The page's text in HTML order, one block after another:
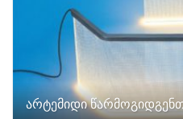
არტემიდი